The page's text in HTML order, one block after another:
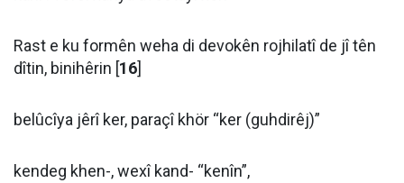
Rast e ku formên weha di devokên rojhilatî de jî tên
dîtin, binihêrin [16]
belûcîya jêrî ker, paraçî khör “ker (guhdirêj)”
kendeg khen-, wexî kand- “kenîn”,